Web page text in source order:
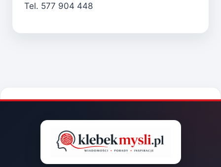
Tel. 577 904 448